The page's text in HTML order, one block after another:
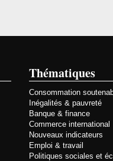
Thématiques
Consommation
Inégalités & pauvreté
Banque & finance
Commerce international
Nouveaux indicateurs
Emploi & travail
Politiques sociales et